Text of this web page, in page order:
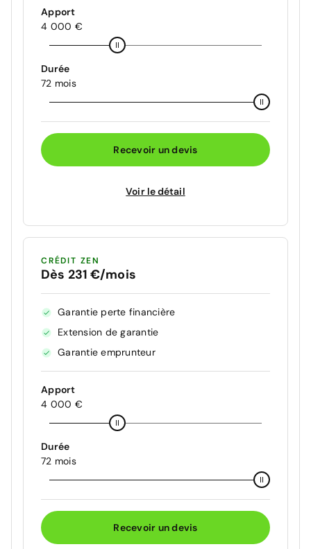
Apport
4 000 €
Durée
72 mois
Recevoir un devis
Voir le détail
CRÉDIT ZEN
Dès 231 €/mois
Garantie perte financière
Extension de garantie
Garantie emprunteur
Apport
4 000 €
Durée
72 mois
Recevoir un devis